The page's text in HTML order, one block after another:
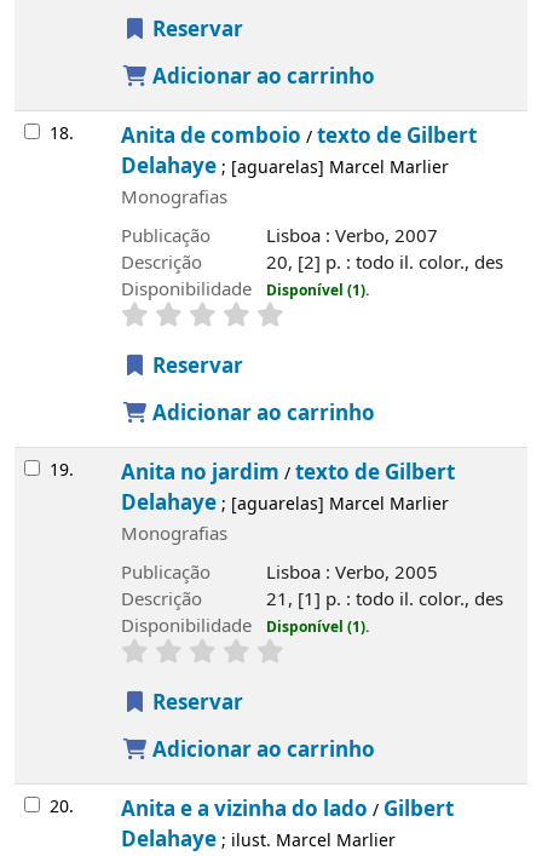
Reservar
Adicionar ao carrinho
18. Anita de comboio /texto de Gilbert
Delahaye; [aguarelas] Marcel Marlier
Monografias
Publicação
Lisboa : Verbo, 2007
Descrição
20, [2] p. : todo il. color., des
Disponibilidade
Disponível (1).
Reservar
Adicionar ao carrinho
19. Anita no jardim /texto de Gilbert
Delahaye; [aguarelas] Marcel Marlier
Monografias
Publicação
Lisboa : Verbo, 2005
Descrição
21, [1] p. : todo il. color., des
Disponibilidade
Disponível (1).
Reservar
Adicionar ao carrinho
20. Anita e a vizinha do lado / Gilbert
Delahaye; ilust. Marcel Marlier